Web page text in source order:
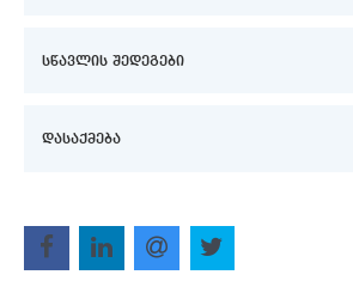
სწავლის შედეგები
დასაქმება